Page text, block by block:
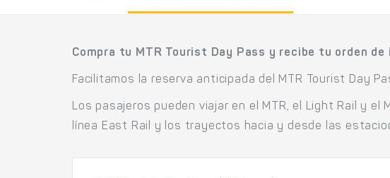
Compra tu MTR Tourist Day Pass y recibe tu orden
Facilitamos la reserva anticipada del MTR Tourist Day
Los pasajeros pueden viajar en el MTR, el Light Rail y
línea East Rail y los trayectos hacia y desde las